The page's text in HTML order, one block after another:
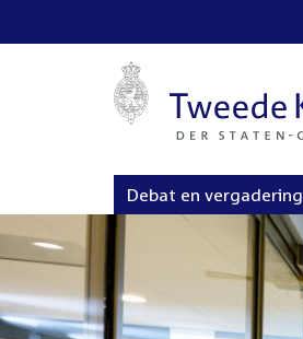
Debat en vergadering